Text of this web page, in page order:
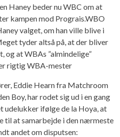
Haney beder nu WBC om at
kampen mod Prograis.WBO
valget, om han ville blive i
tyder altså på, at der bliver
at WBAs ”almindelige”
rigtig WBA-mester
Eddie Hearn fra Matchroom
Boy, har rodet sig ud i en gang
udelukker ifølge de la Hoya, at
til at samarbejde i den nærmeste
andet om disputsen: